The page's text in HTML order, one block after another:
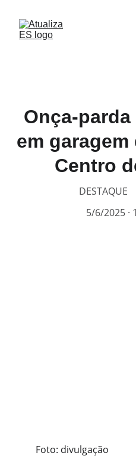
Onça-
em
Centro
DESTAQUE
5/6/2025
Foto: divulgação